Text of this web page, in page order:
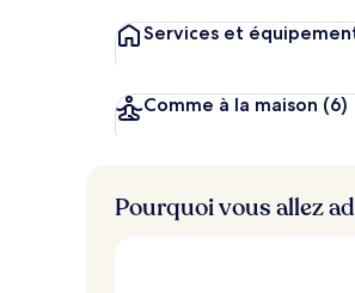
Services et
Comme à la maison (6)
Pourquoi vous allez